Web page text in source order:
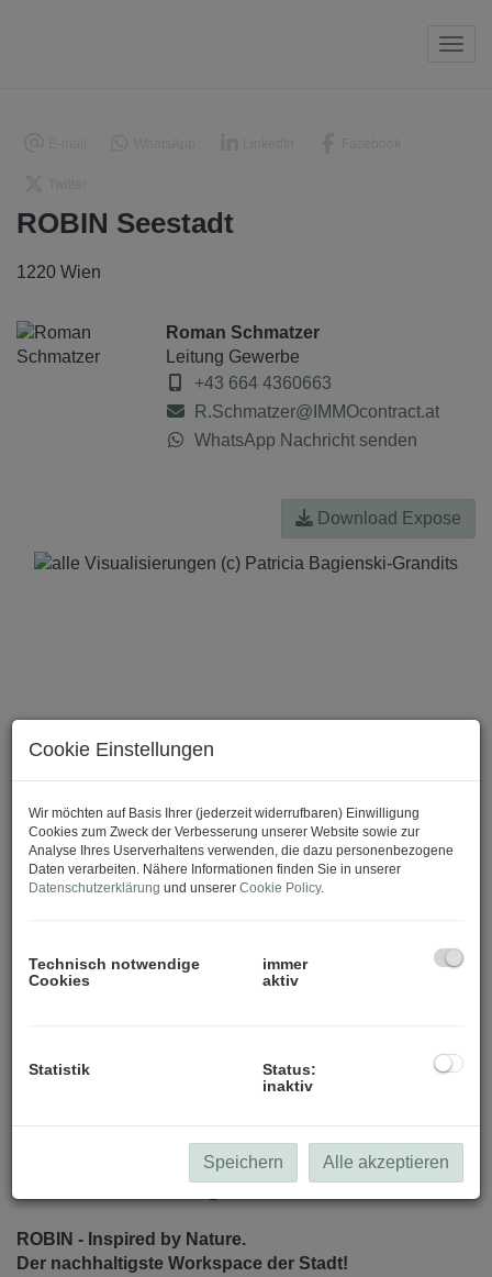
ROBIN Seestadt
1220 Wien
Roman Schmatzer
Leitung Gewerbe
+43 664 4360663
R.Schmatzer@IMMOcontract.at
WhatsApp Nachricht senden
Download Expose
Beschreibung
ROBIN - Inspired by Nature.
Der nachhaltigste Workspace der Stadt!
Cookie Einstellungen
Wir möchten auf Basis Ihrer (jederzeit widerrufbaren) Einwilligung
Cookies zum Zweck der Verbesserung unserer Website sowie zur
Analyse Ihres Userverhaltens verwenden, die dazu personenbezogene
Daten verarbeiten. Nähere Informationen finden Sie in unserer
Datenschutzerklärung und unserer Cookie Policy.
Technisch notwendige
Cookies
immer
aktiv
Statistik
Status:
inaktiv
Speichern Alle akzeptieren